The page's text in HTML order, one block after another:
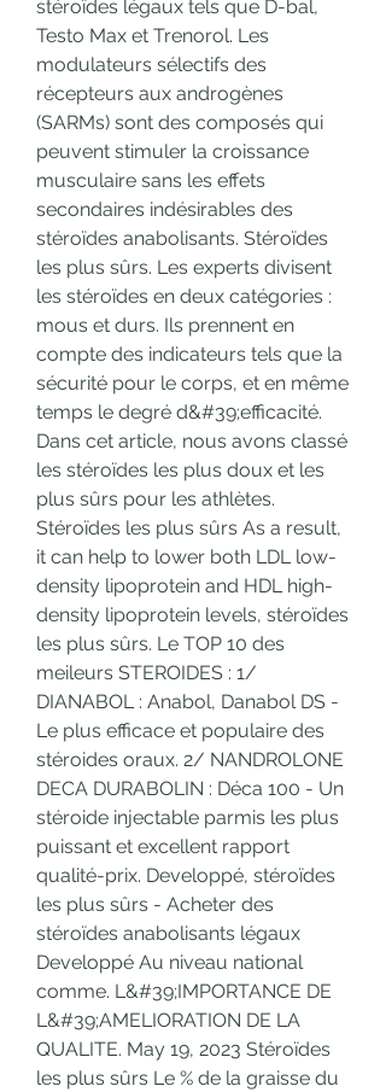
stéroïdes légaux tels que D-bal,
Testo Max et Trenorol. Les
modulateurs sélectifs des
récepteurs aux androgènes
(SARMs) sont des composés qui
peuvent stimuler la croissance
musculaire sans les effets
secondaires indésirables des
stéroïdes anabolisants. Stéroïdes
les plus sûrs. Les experts divisent
les stéroïdes en deux catégories :
mous et durs. Ils prennent en
compte des indicateurs tels que la
sécurité pour le corps, et en même
temps le degré d&#39;efficacité.
Dans cet article, nous avons classé
les stéroïdes les plus doux et les
plus sûrs pour les athlètes.
Stéroïdes les plus sûrs As a result,
it can help to lower both LDL low-
density lipoprotein and HDL high-
density lipoprotein levels, stéroïdes
les plus sûrs. Le TOP 10 des
meileurs STEROIDES : 1/
DIANABOL : Anabol, Danabol DS -
Le plus efficace et populaire des
stéroides oraux. 2/ NANDROLONE
DECA DURABOLIN : Déca 100 - Un
stéroide injectable parmis les plus
puissant et excellent rapport
qualité-prix. Developpé, stéroïdes
les plus sûrs - Acheter des
stéroïdes anabolisants légaux
Developpé Au niveau national
comme. L&#39;IMPORTANCE DE
L&#39;AMELIORATION DE LA
QUALITE. May 19, 2023 Stéroïdes
les plus sûrs Le % de la graisse du